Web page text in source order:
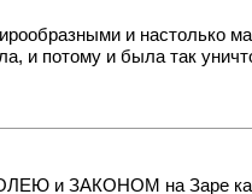
и настолько
и потому и была так
и ЗАКОНОМ на Заре